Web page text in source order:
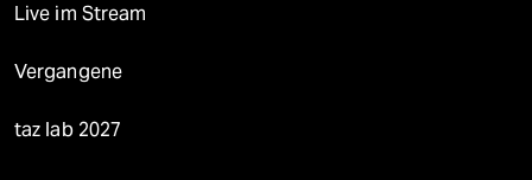
Live im Stream
Vergangene
taz lab 2027